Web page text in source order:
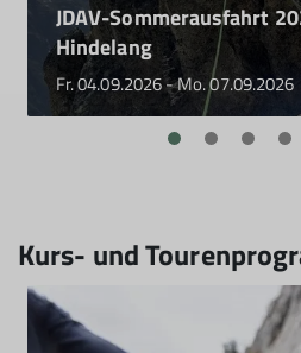
JDAV-Sommerausfahrt
Hindelang
Fr. 04.09.2026 - Mo. 07.09.2026
Kurs- und